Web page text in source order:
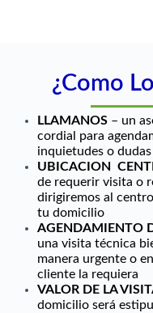
¿Como
LLAMANOS – un
cordial para
inquietudes o dudas
UBICACION
de requerir visita o
dirigiremos al
tu domicilio
AGENDAMIENTO
una visita técnica
manera urgente o
cliente la requiera
VALOR DE LA
domicilio será